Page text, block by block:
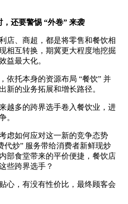
还要警惕 “外卷” 来袭
店、商超，都是将零售和餐饮相
相互转换，期冀更大程度地挖掘
益最大化。
依托本身的资源布局 “餐饮” 并
新的业务拓展和增长路径。
越多的跨界选手卷入餐饮业，进
。
虑如何应对这一新的竞争态势
代炒” 服务带给消费者新鲜现炒
部食堂带来的平价便捷，餐饮店
些跨界选手？
心，有没有性价比，最终顾客会